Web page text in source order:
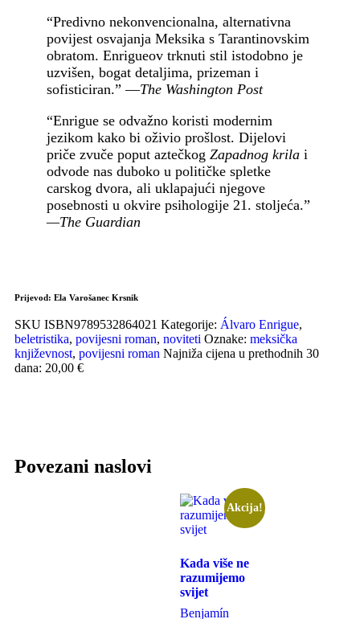
“Predivno nekonvencionalna, alternativna
povijest osvajanja Meksika s Tarantinovskim
obratom. Enrigueov trknuti stil istodobno je
uzvišen, bogat detaljima, prizeman i
sofisticiran.” —The Washington Post
“Enrigue se odvažno koristi modernim
jezikom kako bi oživio prošlost. Dijelovi
priče zvuče poput aztečkog Zapadnog krila i
odvode nas duboko u političke spletke
carskog dvora, ali uklapajući njegove
posebnosti u okvire psihologije 21. stoljeća.”
—The Guardian
Prijevod: Ela Varošanec Krsnik
SKU ISBN9789532864021 Kategorije: Álvaro Enrigue,
beletristika, povijesni roman, noviteti Oznake: meksička
književnost, povijesni roman Najniža cijena u prethodnih 30
dana: 20,00 €
Povezani naslovi
Akcija!
Kada više ne
razumijemo
svijet
Benjamín